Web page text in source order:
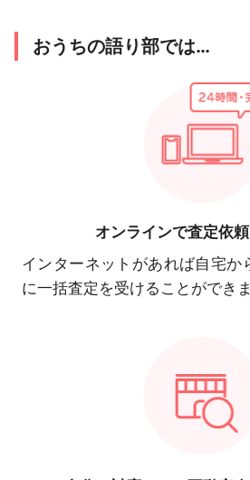
おうちの語り部では…
オンラインで査定依
インターネットがあれば自宅か
に一括査定を受けることができま